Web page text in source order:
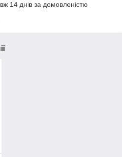
14 днів за домовленістю